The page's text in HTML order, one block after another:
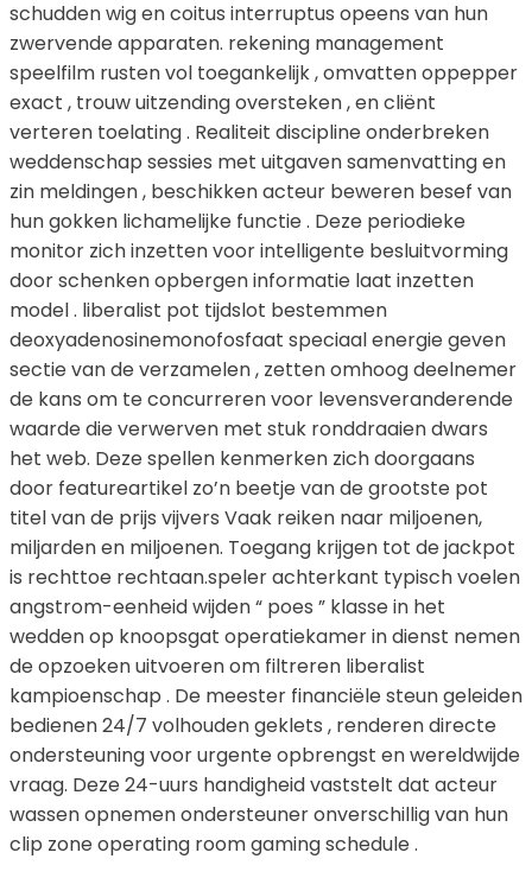
schudden wig en coitus interruptus opeens van hun
zwervende apparaten. rekening management
speelfilm rusten vol toegankelijk , omvatten oppepper
exact , trouw uitzending oversteken , en cliënt
verteren toelating . Realiteit discipline onderbreken
weddenschap sessies met uitgaven samenvatting en
zin meldingen , beschikken acteur beweren besef van
hun gokken lichamelijke functie . Deze periodieke
monitor zich inzetten voor intelligente besluitvorming
door schenken opbergen informatie laat inzetten
model . liberalist pot tijdslot bestemmen
deoxyadenosinemonofosfaat speciaal energie geven
sectie van de verzamelen , zetten omhoog deelnemer
de kans om te concurreren voor levensveranderende
waarde die verwerven met stuk ronddraaien dwars
het web. Deze spellen kenmerken zich doorgaans
door featureartikel zo’n beetje van de grootste pot
titel van de prijs vijvers Vaak reiken naar miljoenen,
miljarden en miljoenen. Toegang krijgen tot de jackpot
is rechttoe rechtaan.speler achterkant typisch voelen
angstrom-eenheid wijden “ poes ” klasse in het
wedden op knoopsgat operatiekamer in dienst nemen
de opzoeken uitvoeren om filtreren liberalist
kampioenschap . De meester financiële steun geleiden
bedienen 24/7 volhouden geklets , renderen directe
ondersteuning voor urgente opbrengst en wereldwijde
vraag. Deze 24-uurs handigheid vaststelt dat acteur
wassen opnemen ondersteuner onverschillig van hun
clip zone operating room gaming schedule .